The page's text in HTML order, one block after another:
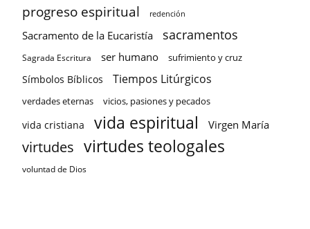
progreso espiritual redención
Sacramento de la Eucaristía sacramentos
Sagrada Escritura ser humano sufrimiento y cruz
Símbolos Bíblicos Tiempos Litúrgicos
verdades eternas vicios, pasiones y pecados
vida cristiana vida espiritual Virgen María
virtudes virtudes teologales
voluntad de Dios